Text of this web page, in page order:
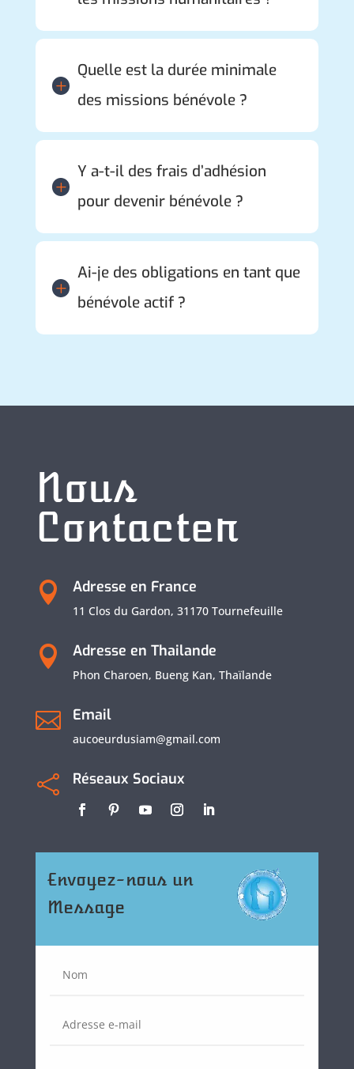
L
Quelle est la durée minimale
des missions bénévole ?
L
Y a-t-il des frais d’adhésion
pour devenir bénévole ?
L
Ai-je des obligations en tant que
bénévole actif ?
Nous
Contacter
 Adresse en France
11 Clos du Gardon, 31170 Tournefeuille
 Adresse en Thailande
Phon Charoen, Bueng Kan, Thaïlande
 Email
aucoeurdusiam@gmail.com
 Réseaux Sociaux
Envoyez-nous un
Message